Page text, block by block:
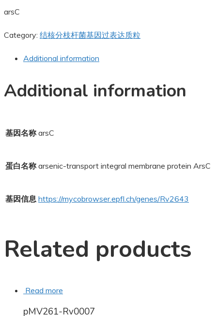
arsC
Category: 结核分枝杆菌基因过表达质粒
Additional information
Additional information
基因名称 arsC
蛋白名称 arsenic-transport integral membrane protein ArsC
基因信息 https://mycobrowser.epfl.ch/genes/Rv2643
Related products
Read more
pMV261-Rv0007